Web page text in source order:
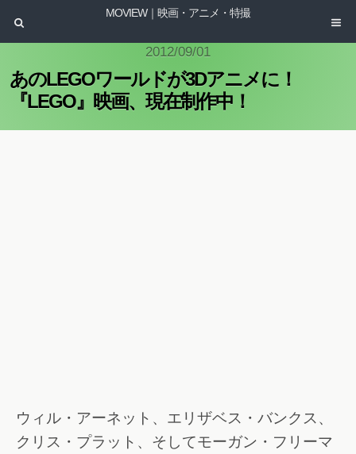
MOVIEW｜映画・アニメ・特撮
2012/09/01
あのLEGOワールドが3Dアニメに！
『LEGO』映画、現在制作中！
ウィル・アーネット、エリザベス・バンクス、
クリス・プラット、そしてモーガン・フリーマ